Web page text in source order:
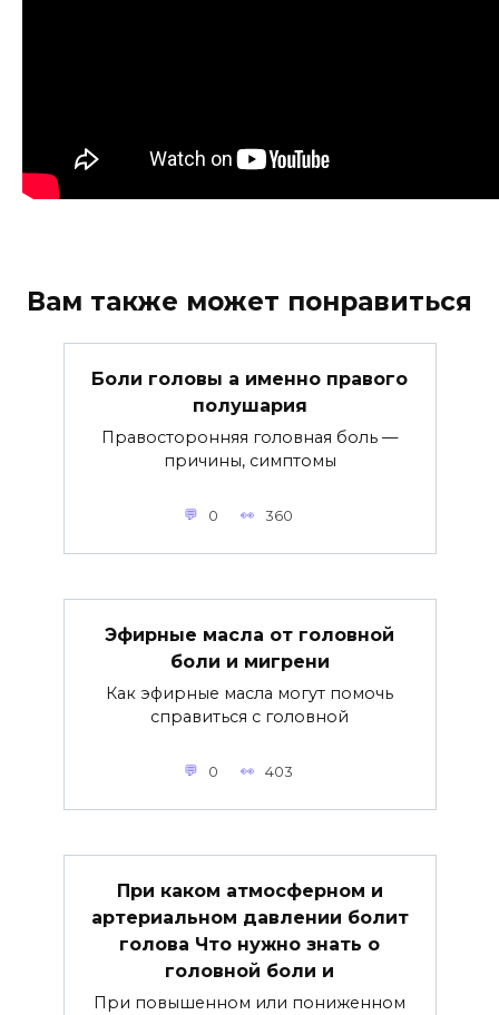
Вам также может понравиться
Боли головы а именно правого
полушария
Правосторонняя головная боль —
причины, симптомы
0 360
Эфирные масла от головной
боли и мигрени
Как эфирные масла могут помочь
справиться с головной
0 403
При каком атмосферном и
артериальном давлении болит
голова Что нужно знать о
головной боли и
При повышенном или пониженном